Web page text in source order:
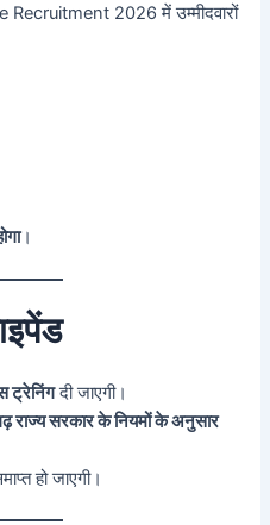
2026 में उम्मीदवारों
।
ट्रेनिंगदी जाएगी।
राज्य सरकार के नियमों के अनुसार
हो जाएगी।